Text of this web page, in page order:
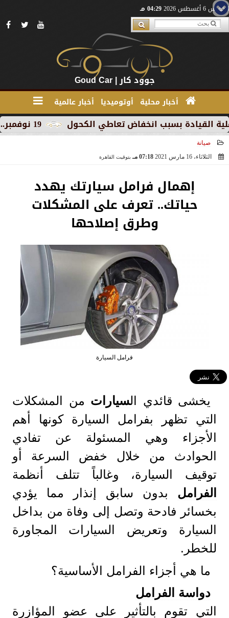
الخميس 6 أغسطس 2026 04:29 مـ
جوود كار | Goud Car
أخبار محلية أوتوميديا أخبار عالمية
19 نوفمبر.. إنطلاق 《أوتو إكس》 أكبر معرض لموزعين السيارات المعتمدين في مصر بسبب انخفاض تعاطي الكحول
صيانة
الثلاثاء، 16 مارس 2021
07:18 مـ بتوقيت القاهرة
إهمال فرامل سيارتك يهدد
حياتك.. تعرف على المشكلات
وطرق إصلاحها
فرامل السيارة
يخشى قائدي السيارات من المشكلات
التي تظهر بفرامل السيارة كونها أهم
الأجزاء وهي المسئولة عن تفادي
الحوادث من خلال خفض السرعة أو
توقيف السيارة، وغالباً تتلف أنظمة
الفرامل بدون سابق إنذار مما يؤدي
بخسائر فادحة وتصل إلى وفاة من بداخل
السيارة وتعريض السيارات المجاورة
للخطر.
ما هي أجزاء الفرامل الأساسية؟
دواسة الفرامل
التي تقوم بالتأثير على عضو المؤازرة